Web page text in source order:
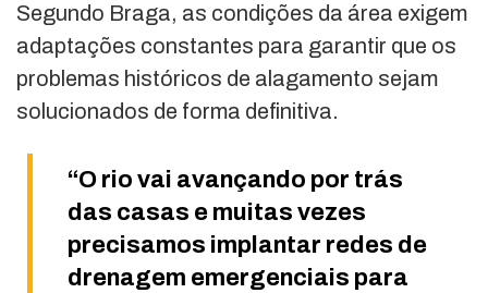
Segundo Braga, as condições da área exigem
adaptações constantes para garantir que os
problemas históricos de alagamento sejam
solucionados de forma definitiva.
“O rio vai avançando por trás
das casas e muitas vezes
precisamos implantar redes de
drenagem emergenciais para